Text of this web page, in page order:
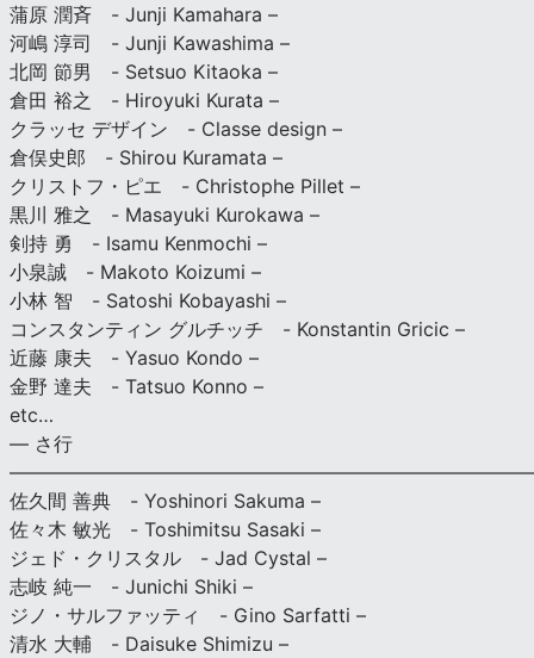
蒲原 潤斉 - Junji Kamahara –
河嶋 淳司 - Junji Kawashima –
北岡 節男 - Setsuo Kitaoka –
倉田 裕之 - Hiroyuki Kurata –
クラッセ デザイン - Classe design –
倉俣史郎 - Shirou Kuramata –
クリストフ・ピエ - Christophe Pillet –
黒川 雅之 - Masayuki Kurokawa –
剣持 勇 - Isamu Kenmochi –
小泉誠 - Makoto Koizumi –
小林 智 - Satoshi Kobayashi –
コンスタンティン グルチッチ - Konstantin Gricic –
近藤 康夫 - Yasuo Kondo –
金野 達夫 - Tatsuo Konno –
etc…
— さ行
佐久間 善典 - Yoshinori Sakuma –
佐々木 敏光 - Toshimitsu Sasaki –
ジェド・クリスタル - Jad Cystal –
志岐 純一 - Junichi Shiki –
ジノ・サルファッティ - Gino Sarfatti –
清水 大輔 - Daisuke Shimizu –